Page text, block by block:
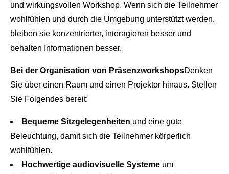
und wirkungsvollen Workshop. Wenn sich die Teilnehmer
wohlfühlen und durch die Umgebung unterstützt werden,
bleiben sie konzentrierter, interagieren besser und
behalten Informationen besser.
Bei der Organisation von PräsenzworkshopsDenken
Sie über einen Raum und einen Projektor hinaus. Stellen
Sie Folgendes bereit:
Bequeme Sitzgelegenheiten und eine gute
Beleuchtung, damit sich die Teilnehmer körperlich
wohlfühlen.
Hochwertige audiovisuelle Systeme um